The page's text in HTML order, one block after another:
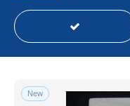
Status
New